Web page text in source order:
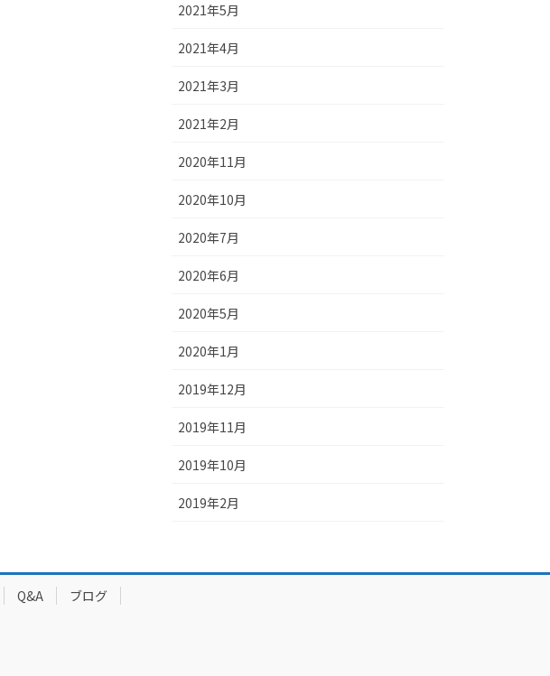
2021年5月
2021年4月
2021年3月
2021年2月
2020年11月
2020年10月
2020年7月
2020年6月
2020年5月
2020年1月
2019年12月
2019年11月
2019年10月
2019年2月
Q&A ブログ